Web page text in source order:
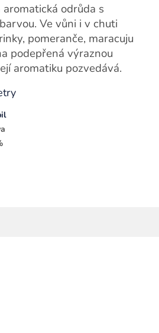
odrůda s
Ve vůni i v chuti
pomeranče, maracuju
podepřená výraznou
aromatiku pozvedává.